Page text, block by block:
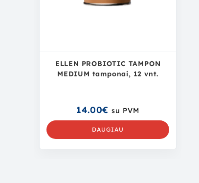
ELLEN PROBIOTIC TAMPON
MEDIUM tamponai, 12 vnt.
14.00€ su PVM
DAUGIAU